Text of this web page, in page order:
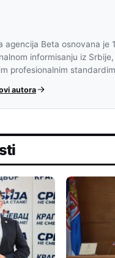
agencija Beta osnovana
informisanju iz
profesionalnim
autora